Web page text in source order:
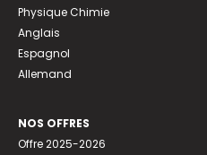
Physique Chimie
Anglais
Espagnol
Allemand
NOS OFFRES
Offre 2025-2026